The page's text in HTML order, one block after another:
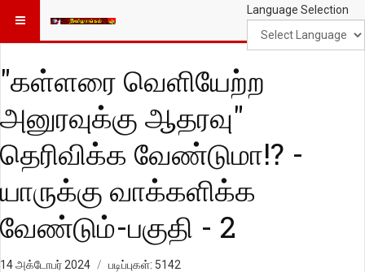
Language Selection
"கள்ளரை வெளியேற்ற
அனுரவுக்கு ஆதரவு"
தெரிவிக்க வேண்டுமா!? -
யாருக்கு வாக்களிக்க
வேண்டும்-பகுதி - 2
14 அக்டோபர் 2024 படிப்புகள்: 5142